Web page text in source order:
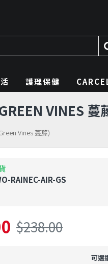
護理保健
Vines 蔓藤)
VINES 蔓
RAINEC-AIR-GS
$238.00
可選